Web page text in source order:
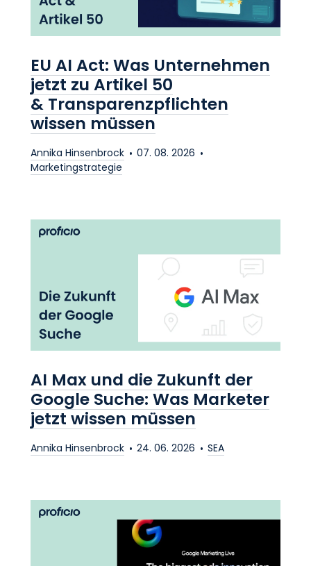
EU AI Act: Was Unternehmen
jetzt zu Artikel 50
& Transparenzpflichten
wissen müssen
Annika Hinsenbrock
07. 08. 2026
Marketingstrategie
AI Max und die Zukunft der
Google Suche: Was Marketer
jetzt wissen müssen
Annika Hinsenbrock 24. 06. 2026 SEA